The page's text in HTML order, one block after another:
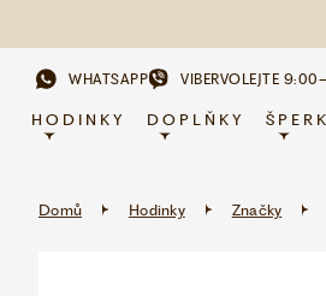
WHATSAPP VIBERVOLEJTE
HODINKY DOPLŇKY
Domů Hodinky Značky